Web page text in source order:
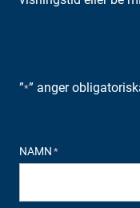
”*” anger
NAMN *